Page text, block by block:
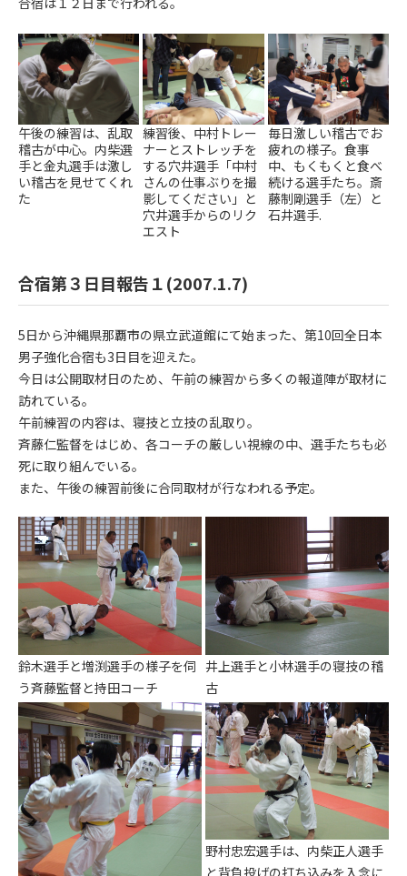
午後の練習は、乱取
稽古が中心。内柴選
手と金丸選手は激し
い稽古を見せてくれ
た
練習後、中村トレー
ナーとストレッチを
する穴井選手「中村
さんの仕事ぶりを撮
影してください」と
穴井選手からのリク
エスト
毎日激しい稽古でお
疲れの様子。食事
中、もくもくと食べ
続ける選手たち。斎
藤制剛選手（左）と
石井選手.
合宿第３日目報告１(2007.1.7)
5日から沖縄県那覇市の県立武道館にて始まった、第10回全日本
男子強化合宿も3日目を迎えた。
今日は公開取材日のため、午前の練習から多くの報道陣が取材に
訪れている。
午前練習の内容は、寝技と立技の乱取り。
斉藤仁監督をはじめ、各コーチの厳しい視線の中、選手たちも必
死に取り組んでいる。
また、午後の練習前後に合同取材が行なわれる予定。
鈴木選手と増渕選手の様子を伺
う斉藤監督と持田コーチ
井上選手と小林選手の寝技の稽
古
野村忠宏選手は、内柴正人選手